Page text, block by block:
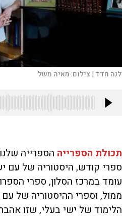
חדד | צילום:מאיה משל
תכולת הספרייה הספרייה
ספרי קודש, היסטוריה של עם
עומד במרכז הסלון, ספרי
ממול, וספרי ההיסטוריה של
הלימוד של ישי בעלי, שזו